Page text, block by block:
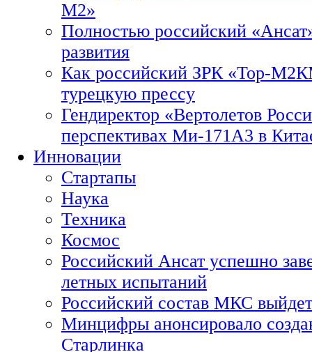
М2»
Полностью российский
развития
Как российский ЗРК «Тор-
турецкую прессу
Гендиректор «Вертолетов
перспективах Ми-171А3 в
Инновации
Стартапы
Наука
Техника
Космос
Российский Ансат успешно
летных испытаний
Российский состав МКС
Минцифры анонсировало
Старлинка